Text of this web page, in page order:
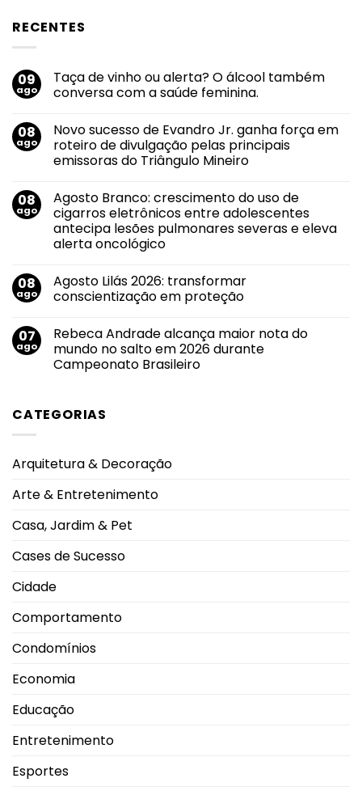
RECENTES
09
ago
Taça de vinho ou alerta? O álcool também
conversa com a saúde feminina.
em
Taça
de
vinho
O
álcool
também
conversa
com
a
08
ago
Novo sucesso de Evandro Jr. ganha força em
roteiro de divulgação pelas principais
emissoras do Triângulo Mineiro
em
Novo
sucesso
de
Evandro
Jr.
em
roteiro
de
principais
emissoras
do
Triângulo
08
ago
Agosto Branco: crescimento do uso de
cigarros eletrônicos entre adolescentes
antecipa lesões pulmonares severas e eleva
alerta oncológico
em
Agosto
Branco:
uso
de
cigarros
eletrônicos
pulmonares
alerta
oncológico
08
ago
Agosto Lilás 2026: transformar
conscientização em proteção
em
Agosto
Lilás
2026:
transformar
07
ago
Rebeca Andrade alcança maior nota do
mundo no salto em 2026 durante
Campeonato Brasileiro
Rebeca
Andrade
do
salto
durante
Brasileiro
CATEGORIAS
Arquitetura & Decoração
Arte & Entretenimento
Casa, Jardim & Pet
Cases de Sucesso
Cidade
Comportamento
Condomínios
Economia
Educação
Entretenimento
Esportes